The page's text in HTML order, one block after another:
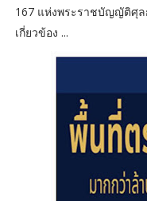
167 แห่งพระราชบัญญัติศุล
เกี่ยวข้อง ...